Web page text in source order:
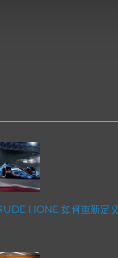
HONE 如何重新定